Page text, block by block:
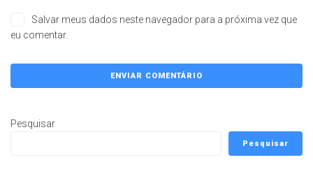
Salvar meus dados neste navegador para a próxima vez que
eu comentar.
Pesquisar
Pesquisar